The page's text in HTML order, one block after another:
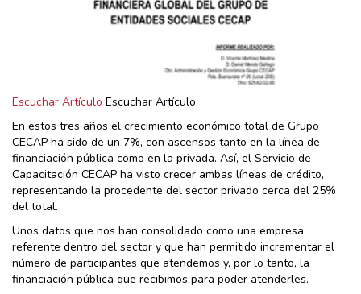
Escuchar Artículo Escuchar Artículo
En estos tres años el crecimiento económico total de Grupo
CECAP ha sido de un 7%, con ascensos tanto en la línea de
financiación pública como en la privada. Así, el Servicio de
Capacitación CECAP ha visto crecer ambas líneas de crédito,
representando la procedente del sector privado cerca del 25%
del total.
Unos datos que nos han consolidado como una empresa
referente dentro del sector y que han permitido incrementar el
número de participantes que atendemos y, por lo tanto, la
financiación pública que recibimos para poder atenderles.